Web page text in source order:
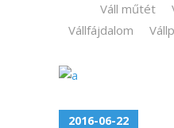
Váll műtét
Vállfájdalom
2016-06-22